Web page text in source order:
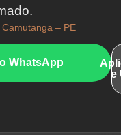
– PE
WhatsApp
e